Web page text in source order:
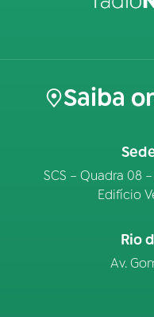
Saiba
SCS – Quadra 08
Edifício
Rio
Av.